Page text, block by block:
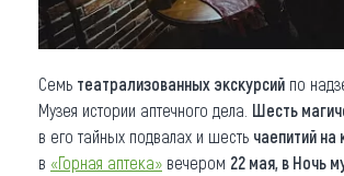
Семь театрализованных экскурсий по
Музея истории аптечного дела. Шесть
в его тайных подвалах и шесть чаепитий на
в «Горная аптека» вечером 22 мая, в Ночь